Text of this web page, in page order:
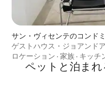
サン・ヴィセンテのコンド
ゲストハウス・ジョアンド
ロケーション · 家族 · キッチ
ペットと泊ま